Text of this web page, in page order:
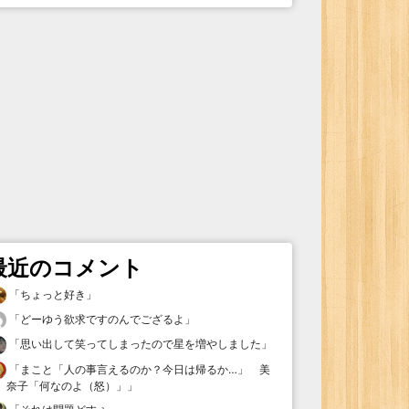
近のコメント
「ちょっと好き 」
「 どーゆう欲求ですのんでござるよ 」
「思い出して笑ってしまったので星を増やしました 」
「 まこと「人の事言えるのか？今日は帰るか…」 美
奈子「何なのよ（怒）」
」